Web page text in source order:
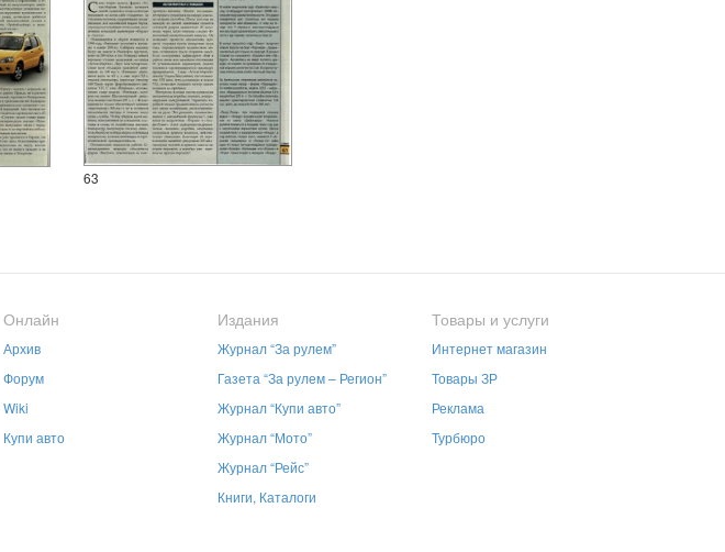
63
Онлайн
Архив
Форум
Wiki
Купи авто
Издания
Журнал “За рулем”
Газета “За рулем – Регион”
Журнал “Купи авто”
Журнал “Мото”
Журнал “Рейс”
Книги, Каталоги
Товары и услуги
Интернет магазин
Товары ЗР
Реклама
Турбюро